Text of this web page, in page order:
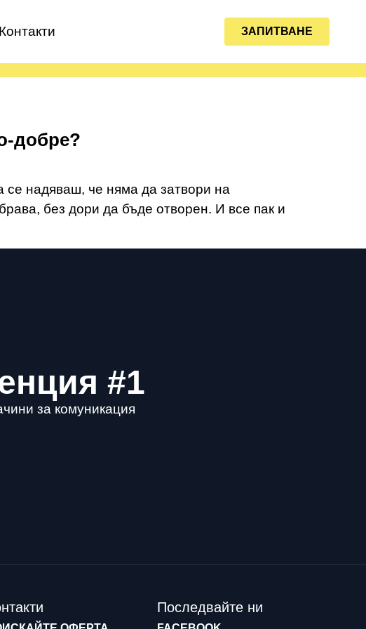
Контакти ЗАПИТВАНЕ
добре?
се надяваш, че няма да затвори на
без дори да бъде отворен. И все пак и
#1
за комуникация
Последвайте ни